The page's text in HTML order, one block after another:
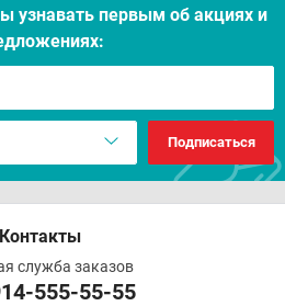
узнавать первым об акцияx и
Подписаться
Контакты
служба заказов
555-55-55